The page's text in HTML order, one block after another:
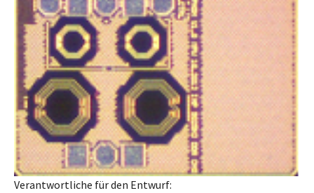
Verantwortliche für den Entwurf: